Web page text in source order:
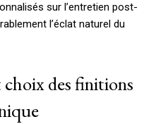
sur l’entretien post-
l’éclat naturel du
des finitions